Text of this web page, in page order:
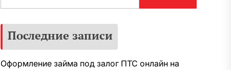
Последние записи
Оформление займа под залог ПТС онлайн на